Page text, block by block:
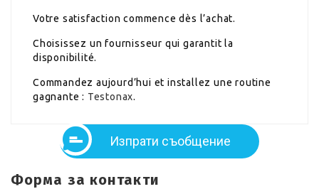
Votre satisfaction commence dès l’achat.
Choisissez un fournisseur qui garantit la
disponibilité.
Commandez aujourd’hui et installez une routine
gagnante : Testonax.
Изпрати съобщение
Форма за контакти